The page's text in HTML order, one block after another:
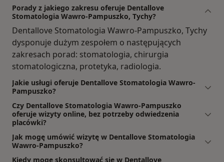
Porady z jakiego zakresu oferuje Dentallove
Stomatologia Wawro-Pampuszko, Tychy?
Dentallove Stomatologia Wawro-Pampuszko, Tychy
dysponuje dużym zespołem o następujących
zakresach porad: stomatologia, chirurgia
stomatologiczna, protetyka, radiologia.
Jakie usługi oferuje Dentallove Stomatologia Wawro-
Pampuszko?
Czy Dentallove Stomatologia Wawro-Pampuszko
oferuje wizyty online, bez potrzeby odwiedzenia
placówki?
Jak mogę umówić wizytę w Dentallove Stomatologia
Wawro-Pampuszko?
Kiedy mogę skonsultować się w Dentallove